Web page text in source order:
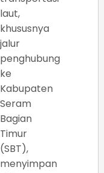
laut,
khususnya
jalur
penghubung
ke
Kabupaten
Seram
Bagian
Timur
(SBT),
menyimpan